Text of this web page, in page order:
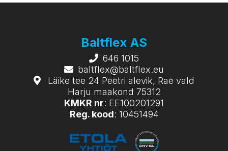
Baltflex AS
646 1015
baltflex@baltflex.eu
Läike tee 24 Peetri alevik, Rae vald
Harju maakond 75312
KMKR nr: EE100201291
Reg. kood: 10451494